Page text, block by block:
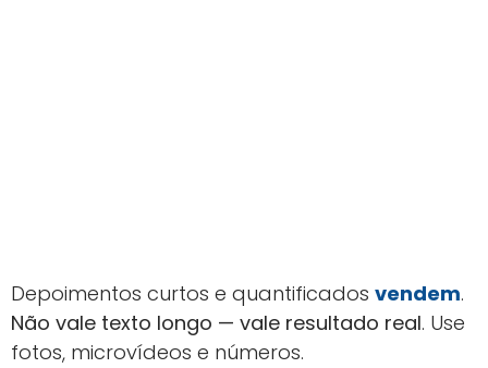
Depoimentos curtos e quantificados vendem.
Não vale texto longo — vale resultado real. Use
fotos, microvídeos e números.